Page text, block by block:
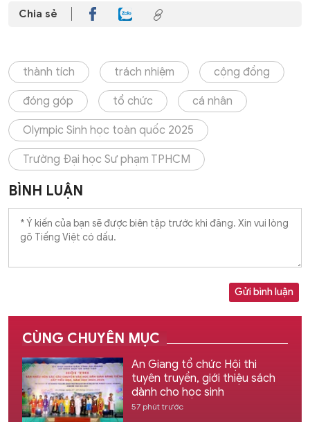
Chia sẻ
thành tích trách nhiệm cộng đồng
đóng góp tổ chức cá nhân
Olympic Sinh học toàn quốc 2025
Trường Đại học Sư phạm TPHCM
BÌNH LUẬN
Gửi bình luận
CÙNG CHUYÊN MỤC
An Giang tổ chức Hội thi
tuyên truyền, giới thiệu sách
dành cho học sinh
57 phút trước